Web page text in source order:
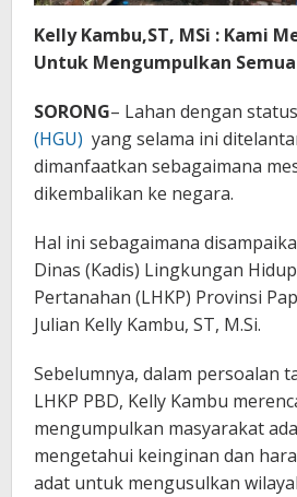
Kelly Kambu,ST, MSi : Kami
Untuk Mengumpulkan
SORONG– Lahan dengan status
(HGU) yang selama ini
dimanfaatkan sebagaimana
dikembalikan ke negara.
Hal ini sebagaimana
Dinas (Kadis) Lingkungan
Pertanahan (LHKP) Provinsi
Julian Kelly Kambu, ST, M.Si.
Sebelumnya, dalam persoalan
LHKP PBD, Kelly Kambu
mengumpulkan masyarakat
mengetahui keinginan dan
adat untuk mengusulkan